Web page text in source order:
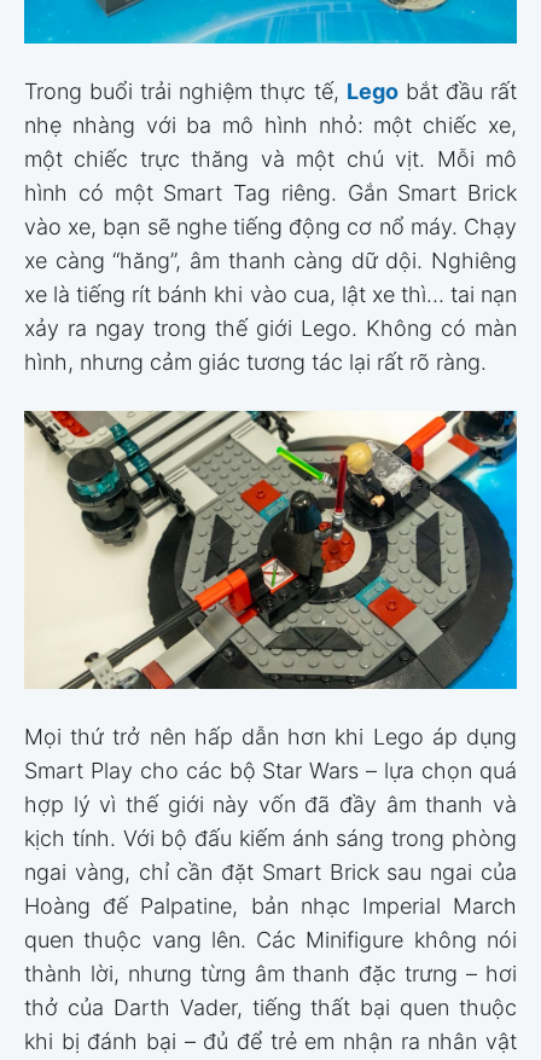
Trong buổi trải nghiệm thực tế, Legobắt đầu rất
nhẹ nhàng với ba mô hình nhỏ: một chiếc xe,
một chiếc trực thăng và một chú vịt. Mỗi mô
hình có một Smart Tag riêng. Gắn Smart Brick
vào xe, bạn sẽ nghe tiếng động cơ nổ máy. Chạy
xe càng “hăng”, âm thanh càng dữ dội. Nghiêng
xe là tiếng rít bánh khi vào cua, lật xe thì… tai nạn
xảy ra ngay trong thế giới Lego. Không có màn
hình, nhưng cảm giác tương tác lại rất rõ ràng.
Mọi thứ trở nên hấp dẫn hơn khi Lego áp dụng
Smart Play cho các bộ Star Wars – lựa chọn quá
hợp lý vì thế giới này vốn đã đầy âm thanh và
kịch tính. Với bộ đấu kiếm ánh sáng trong phòng
ngai vàng, chỉ cần đặt Smart Brick sau ngai của
Hoàng đế Palpatine, bản nhạc Imperial March
quen thuộc vang lên. Các Minifigure không nói
thành lời, nhưng từng âm thanh đặc trưng – hơi
thở của Darth Vader, tiếng thất bại quen thuộc
khi bị đánh bại – đủ để trẻ em nhận ra nhân vật